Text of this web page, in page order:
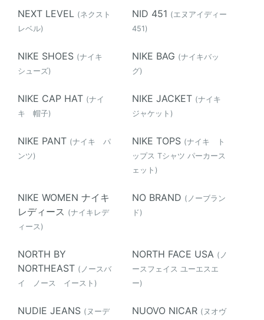
NEXT LEVEL (ネクスト
レベル)
NID 451 (エヌアイディー
451)
NIKE SHOES (ナイキ
シューズ)
NIKE BAG (ナイキバッ
グ)
NIKE CAP HAT (ナイ
キ 帽子)
NIKE JACKET (ナイキ
ジャケット)
NIKE PANT (ナイキ パ
ンツ)
NIKE TOPS (ナイキ ト
ップス Tシャツ パーカース
ェット)
NIKE WOMEN ナイキ
レディース (ナイキレデ
ィース)
NO BRAND (ノーブラン
ド)
NORTH BY
NORTHEAST (ノースバ
イ ノース イースト)
NORTH FACE USA (ノ
ースフェイス ユーエスエ
ー)
NUDIE JEANS (ヌーデ
NUOVO NICAR (ヌオヴ